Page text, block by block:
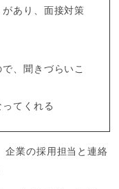
あり、面接対策
、聞きづらいこ
てくれる
企業の採用担当と連絡